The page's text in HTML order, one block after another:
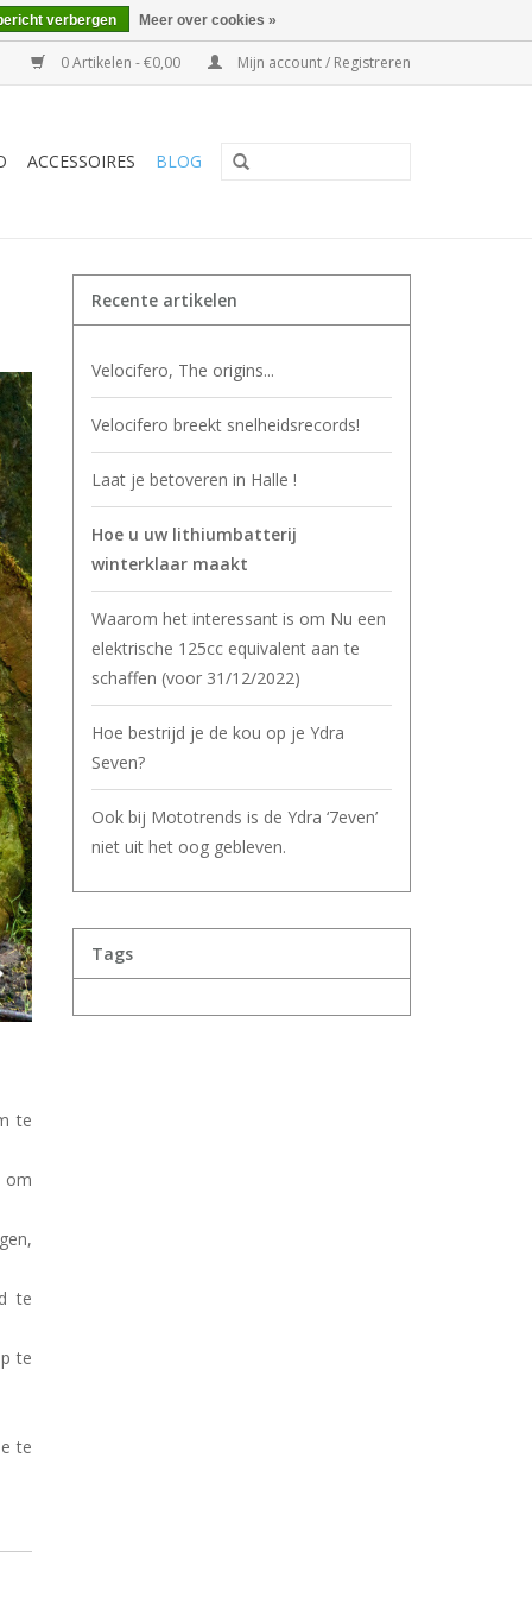
0 Artikelen - €0,00 Mijn account / Registreren
ACCESSOIRES BLOG
te
om
te
te
te
Recente artikelen
Velocifero, The origins...
Velocifero breekt snelheidsrecords!
Laat je betoveren in Halle !
Hoe u uw lithiumbatterij
winterklaar maakt
Waarom het interessant is om Nu een
elektrische 125cc equivalent aan te
schaffen (voor 31/12/2022)
Hoe bestrijd je de kou op je Ydra
Seven?
Ook bij Mototrends is de Ydra ‘7even’
niet uit het oog gebleven.
Tags
verbergen Meer over cookies »